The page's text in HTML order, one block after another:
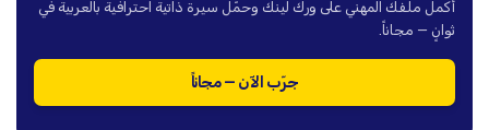
أكمل ملفك المهني على ورك لينك وحمّل سيرة ذاتية احترافية بالعربية في
ثوانٍ — مجاناً.
جرّب الآن — مجاناً